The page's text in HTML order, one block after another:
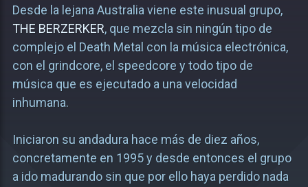
Desde la lejana Australia viene este inusual grupo,
THE BERZERKER, que mezcla sin ningún tipo de
complejo el Death Metal con la música electrónica,
con el grindcore, el speedcore y todo tipo de
música que es ejecutado a una velocidad
inhumana.
Iniciaron su andadura hace más de diez años,
concretamente en 1995 y desde entonces el grupo
a ido madurando sin que por ello haya perdido nada